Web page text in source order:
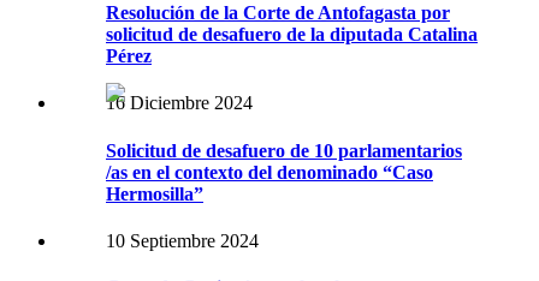
Resolución de la Corte de Antofagasta por
solicitud de desafuero de la diputada Catalina
Pérez
16 Diciembre 2024
Solicitud de desafuero de 10 parlamentarios
/as en el contexto del denominado “Caso
Hermosilla”
10 Septiembre 2024